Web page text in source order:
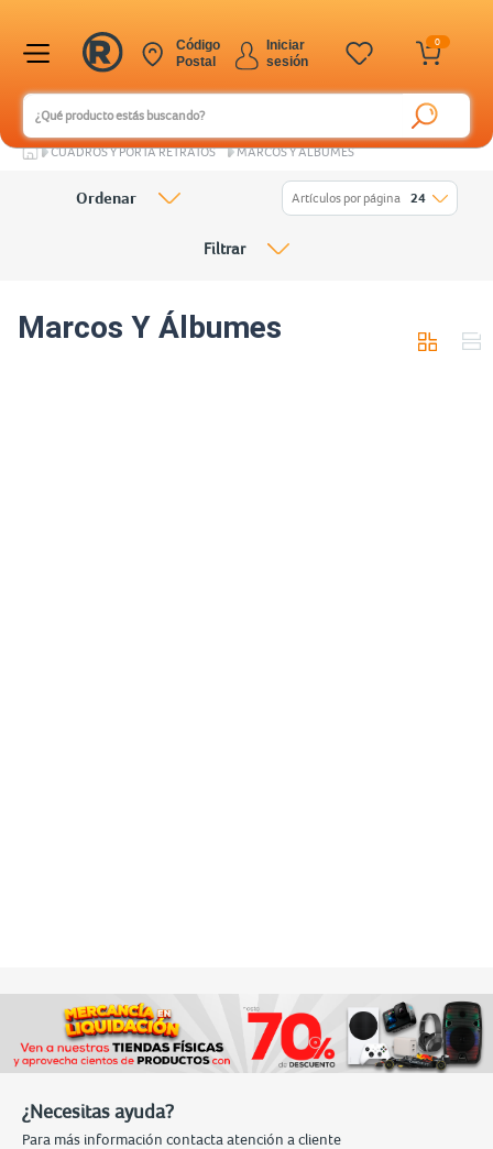
0
Iniciar
sesión
Código
Postal
CUADROS Y PORTA RETRATOS MARCOS Y ÁLBUMES
Marcos Y Álbumes
Ordenar Artículos por página 24
Filtrar
¿Necesitas ayuda?
Para más información contacta atención a cliente